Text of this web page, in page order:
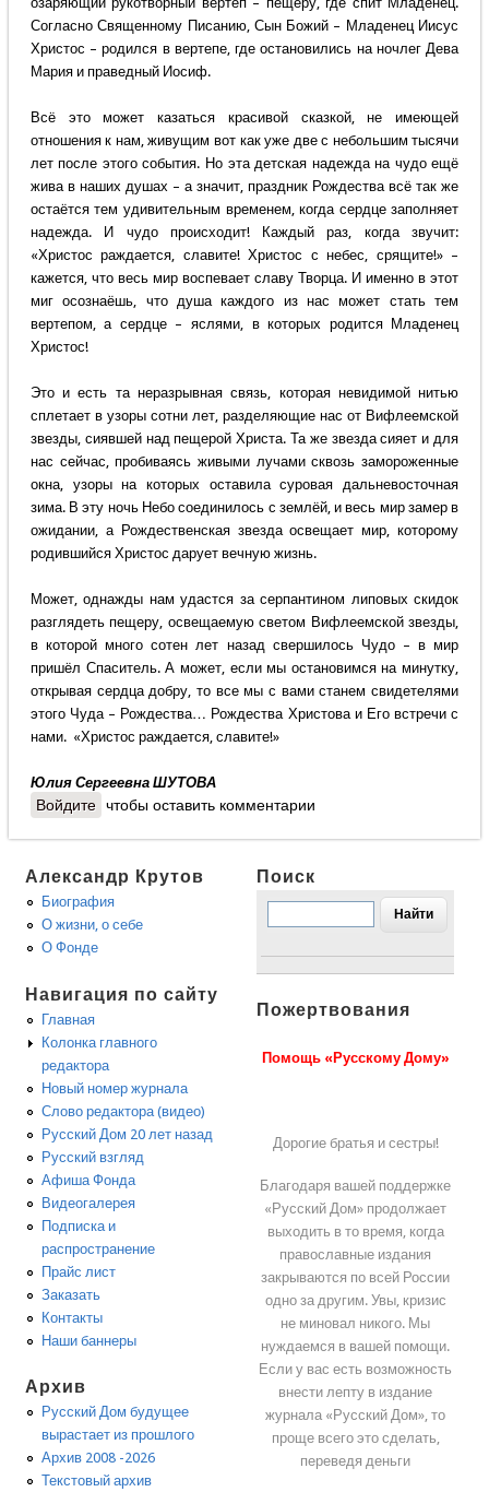
Согласно Священному Писанию, Сын Божий – Младенец Иисус
Христос – родился в вертепе, где остановились на ночлег Дева
Мария и праведный Иосиф.
Всё это может казаться красивой сказкой, не имеющей
отношения к нам, живущим вот как уже две с небольшим тысячи
лет после этого события. Но эта детская надежда на чудо ещё
жива в наших душах – а значит, праздник Рождества всё так же
остаётся тем удивительным временем, когда сердце заполняет
надежда. И чудо происходит! Каждый раз, когда звучит:
«Христос раждается, славите! Христос с небес, срящите!» –
кажется, что весь мир воспевает славу Творца. И именно в этот
миг осознаёшь, что душа каждого из нас может стать тем
вертепом, а сердце – яслями, в которых родится Младенец
Христос!
Это и есть та неразрывная связь, которая невидимой нитью
сплетает в узоры сотни лет, разделяющие нас от Вифлеемской
звезды, сиявшей над пещерой Христа. Та же звезда сияет и для
нас сейчас, пробиваясь живыми лучами сквозь замороженные
окна, узоры на которых оставила суровая дальневосточная
зима. В эту ночь Небо соединилось с землёй, и весь мир замер в
ожидании, а Рождественская звезда освещает мир, которому
родившийся Христос дарует вечную жизнь.
Может, однажды нам удастся за серпантином липовых скидок
разглядеть пещеру, освещаемую светом Вифлеемской звезды,
в которой много сотен лет назад свершилось Чудо – в мир
пришёл Спаситель. А может, если мы остановимся на минутку,
открывая сердца добру, то все мы с вами станем свидетелями
этого Чуда – Рождества… Рождества Христова и Его встречи с
нами. «Христос раждается, славите!»
Юлия Сергеевна ШУТОВА
Войдите чтобы оставить комментарии
Александр Крутов
Биография
О жизни, о себе
О Фонде
Навигация по сайту
Главная
Колонка главного
редактора
Новый номер журнала
Слово редактора (видео)
Русский Дом 20 лет назад
Русский взгляд
Афиша Фонда
Видеогалерея
Подписка и
распространение
Прайс лист
Заказать
Контакты
Наши баннеры
Архив
Русский Дом будущее
вырастает из прошлого
Архив 2008 -2026
Текстовый архив
Поиск
Пожертвования
Помощь «Русскому Дому»
Дорогие братья и сестры!
Благодаря вашей поддержке
«Русский Дом» продолжает
выходить в то время, когда
православные издания
закрываются по всей России
одно за другим. Увы, кризис
не миновал никого. Мы
нуждаемся в вашей помощи.
Если у вас есть возможность
внести лепту в издание
журнала «Русский Дом», то
проще всего это сделать,
переведя деньги